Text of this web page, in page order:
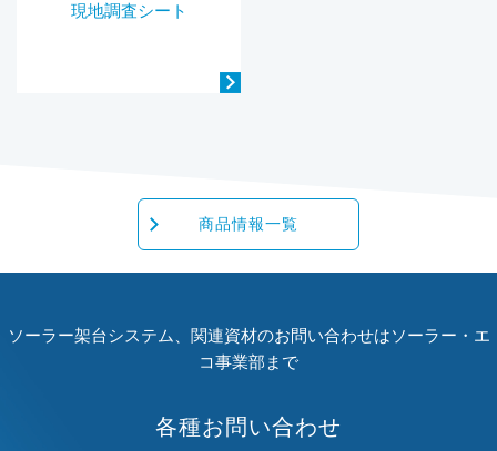
現地調査シート
商品情報一覧
ソーラー架台システム、関連資材のお問い合わせはソーラー・エ
コ事業部まで
各種お問い合わせ